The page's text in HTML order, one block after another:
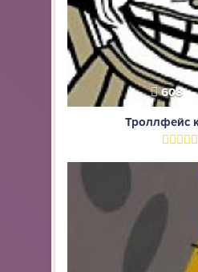
608
Троллфейс